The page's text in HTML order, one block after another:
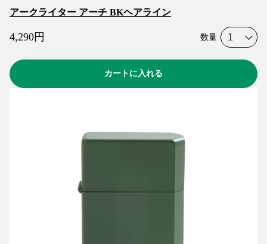
アークライター アーチ BKヘアライン
4,290円 数量
カートに入れる